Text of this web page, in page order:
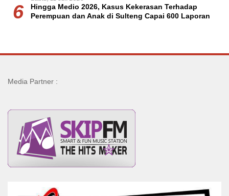
6
Hingga Medio 2026, Kasus Kekerasan Terhadap
Perempuan dan Anak di Sulteng Capai 600 Laporan
Media Partner :